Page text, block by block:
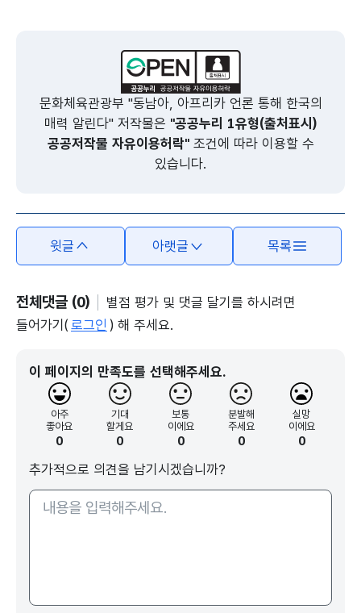
문화체육관광부 "동남아, 아프리카 언론 통해 한국의
매력 알린다" 저작물은 "공공누리 1유형(출처표시)
공공저작물 자유이용허락"조건에 따라 이용할 수
있습니다.
윗글 아랫글 목록
전체댓글 (0)
별점 평가 및 댓글 달기를 하시려면
들어가기( 로그인 ) 해 주세요.
이 페이지의 만족도를 선택해주세요.
아주
좋아요
0
기대
할게요
0
보통
이에요
0
분발해
주세요
0
실망
이에요
0
추가적으로 의견을 남기시겠습니까?